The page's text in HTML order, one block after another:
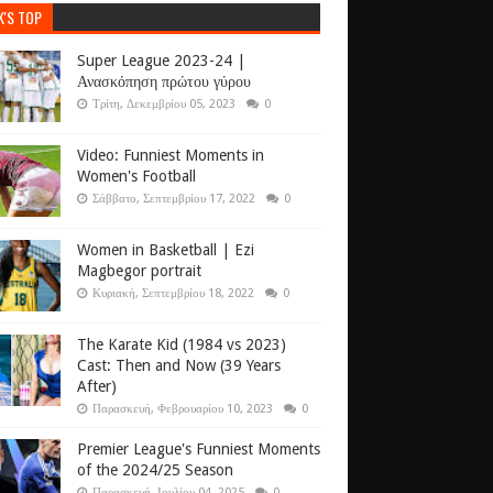
TOP
Super League 2023-24 |
Ανασκόπηση πρώτου γύρου
Τρίτη, Δεκεμβρίου 05, 2023 0
Video: Funniest Moments in
Women's Football
Σάββατο, Σεπτεμβρίου 17, 2022 0
Women in Basketball | Ezi
Magbegor portrait
Κυριακή, Σεπτεμβρίου 18, 2022 0
The Karate Kid (1984 vs 2023)
Cast: Then and Now (39 Years
After)
Παρασκευή, Φεβρουαρίου 10, 2023 0
Premier League's Funniest Moments
of the 2024/25 Season